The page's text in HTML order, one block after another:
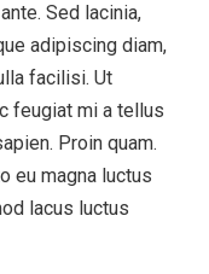
Sed lacinia,
adipiscing diam,
facilisi. Ut
feugiat mi a tellus
Proin quam.
eu magna luctus
lacus luctus